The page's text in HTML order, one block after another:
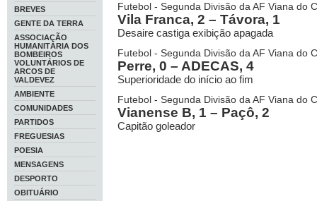
BREVES
GENTE DA TERRA
ASSOCIAÇÃO
HUMANITÁRIA DOS
BOMBEIROS
VOLUNTÁRIOS DE
ARCOS DE
VALDEVEZ
AMBIENTE
COMUNIDADES
PARTIDOS
FREGUESIAS
POESIA
MENSAGENS
DESPORTO
OBITUÁRIO
Futebol - Segunda Divisão da AF Viana do
Vila Franca, 2 – Távora, 1
Desaire castiga exibição apagada
Futebol - Segunda Divisão da AF Viana do
Perre, 0 – ADECAS, 4
Superioridade do início ao fim
Futebol - Segunda Divisão da AF Viana do
Vianense B, 1 – Paçô, 2
Capitão goleador